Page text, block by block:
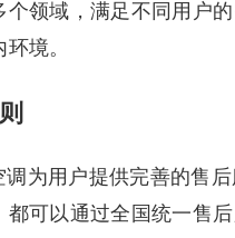
个领域，满足不同用户
境。
调为用户提供完善的售
都可以通过全国统一售